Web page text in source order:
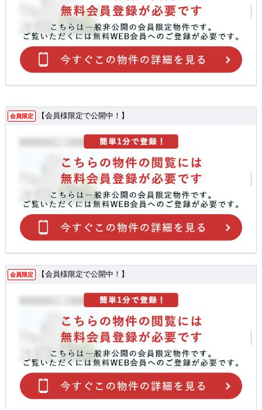
会員限定 【会員様限定で公開中！】
会員限定 【会員様限定で公開中！】